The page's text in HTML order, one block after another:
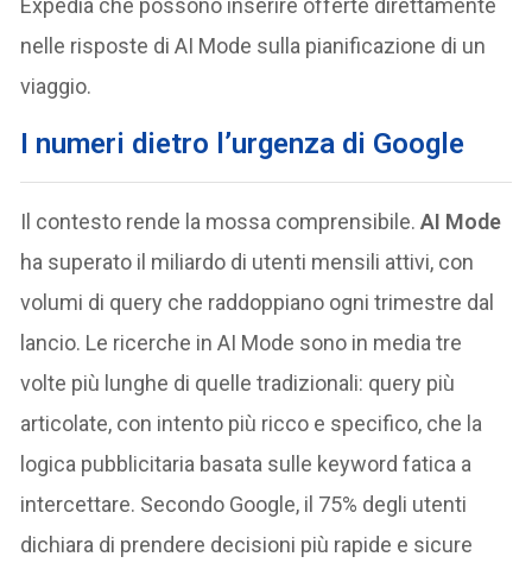
Expedia che possono inserire offerte direttamente
nelle risposte di AI Mode sulla pianificazione di un
viaggio.
I numeri dietro l’urgenza di Google
Il contesto rende la mossa comprensibile.AI Mode
ha superato il miliardo di utenti mensili attivi, con
volumi di query che raddoppiano ogni trimestre dal
lancio. Le ricerche in AI Mode sono in media tre
volte più lunghe di quelle tradizionali: query più
articolate, con intento più ricco e specifico, che la
logica pubblicitaria basata sulle keyword fatica a
intercettare. Secondo Google, il 75% degli utenti
dichiara di prendere decisioni più rapide e sicure